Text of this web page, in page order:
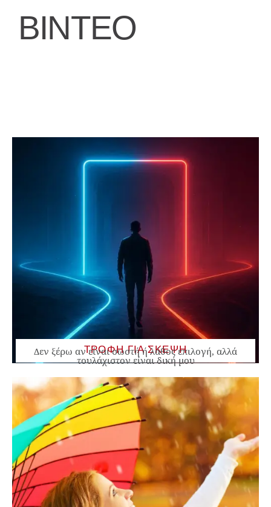
ΒΙΝΤΕΟ
ΤΡΟΦΗ ΓΙΑ ΣΚΕΨΗ
Δεν ξέρω αν είναι σωστή ή λάθος επιλογή, αλλά
τουλάχιστον είναι δική μου